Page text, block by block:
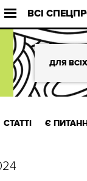
ВСІ
ДЛЯ ВСІХ
СТАТТІ Є